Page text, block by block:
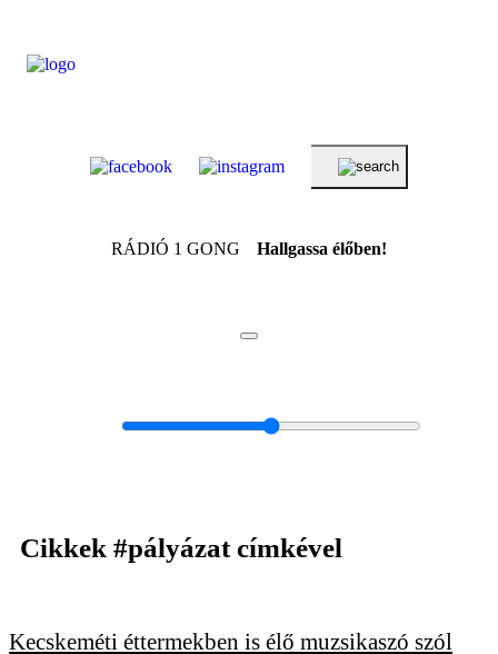
KERESÉS
RÁDIÓ 1 GONG Hallgassa élőben!
Cikkek #pályázatcímkével
Kecskeméti éttermekben is élő muzsikaszó szól